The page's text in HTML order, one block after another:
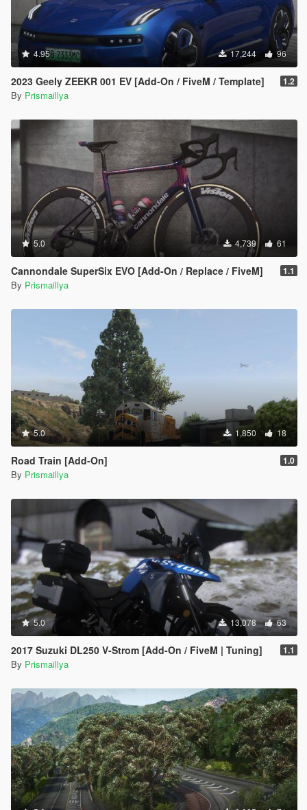
4.95 17,244 96
2023 Geely ZEEKR 001 EV [Add-On / FiveM / Template] 1.2
By Prismaillya
5.0 4,739 61
Cannondale SuperSix EVO [Add-On / Replace / FiveM] 1.1
By Prismaillya
5.0 1,850 18
Road Train [Add-On] 1.0
By Prismaillya
5.0 13,078 63
2017 Suzuki DL250 V-Strom [Add-On / FiveM | Tuning] 1.1
By Prismaillya